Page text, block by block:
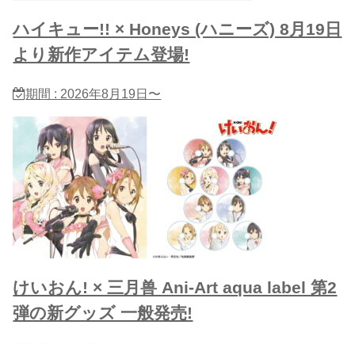
ハイキュー!! × Honeys (ハニーズ) 8月19日
より新作アイテム登場!
期間 : 2026年8月19日〜
けいおん! × 三月兽 Ani-Art aqua label 第2
弾の新グッズ 一般発売!